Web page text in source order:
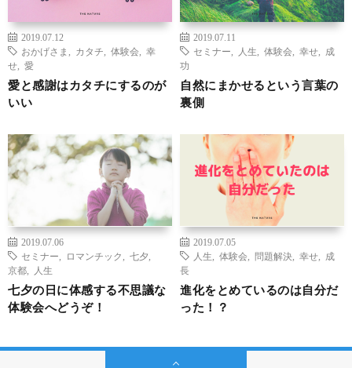
2019.07.12
おかげさま
カタチ 体験会
幸
せ
愛
愛と感謝はカタチにするのが
いい
2019.07.11
セミナー
人生 体験会 幸せ
成
功
自然にまかせるという言葉の
裏側
2019.07.06
セミナー
ロマンチック 七夕
京都
人生
七夕の日に体感する不思議な
体験会へどうぞ！
2019.07.05
人生
体験会 問題解決 幸せ
成
長
進化をとめているのは自分だ
った！？